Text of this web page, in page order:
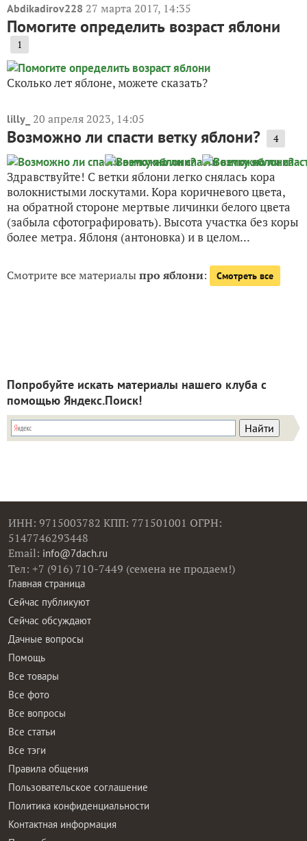
Abdikadirov228 27 марта 2017, 14:35
Помогите определить возраст яблони
1
Сколько лет яблоне, можете сказать?
lilly_ 20 апреля 2023, 14:05
Возможно ли спасти ветку яблони? 4
Здравствуйте! С ветки яблони легко снялась кора
волокнистыми лоскутами. Кора коричневого цвета,
на обратной стороне мертвые личинки белого цвета
(забыла сфотографировать). Высота участка без коры
более метра. Яблоня (антоновка) и в целом...
Смотрите все материалыпро яблони: Смотреть все
Попробуйте искать материалы нашего клуба с
помощью Яндекс.Поиск!
ИНН: 9715003782 КПП: 771501001 ОГРН:
5147746293448
Email: info@7dach.ru
Тел: +7 (916) 710-7449 (семена не продаем!)
Главная страница
Сейчас публикуют
Сейчас обсуждают
Дачные вопросы
Помощь
Все товары
Все фото
Все вопросы
Все статьи
Все тэги
Правила общения
Пользовательское соглашение
Политика конфиденциальности
Контактная информация